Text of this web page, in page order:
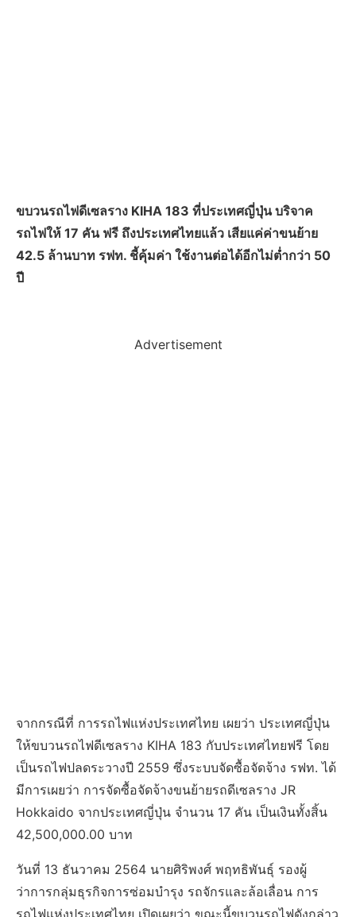
ขบวนรถไฟดีเซลราง KIHA 183 ที่ประเทศญี่ปุ่น บริจาค
รถไฟให้ 17 คัน ฟรี ถึงประเทศไทยแล้ว เสียแค่ค่าขนย้าย
42.5 ล้านบาท รฟท. ชี้คุ้มค่า ใช้งานต่อได้อีกไม่ต่ำกว่า 50
ปี
Advertisement
จากกรณีที่ การรถไฟแห่งประเทศไทย เผยว่า ประเทศญี่ปุ่น
ให้ขบวนรถไฟดีเซลราง KIHA 183 กับประเทศไทยฟรี โดย
เป็นรถไฟปลดระวางปี 2559 ซึ่งระบบจัดซื้อจัดจ้าง รฟท. ได้
มีการเผยว่า การจัดซื้อจัดจ้างขนย้ายรถดีเซลราง JR
Hokkaido จากประเทศญี่ปุ่น จำนวน 17 คัน เป็นเงินทั้งสิ้น
42,500,000.00 บาท
วันที่ 13 ธันวาคม 2564 นายศิริพงศ์ พฤทธิพันธุ์ รองผู้
ว่าการกลุ่มธุรกิจการซ่อมบำรุง รถจักรและล้อเลื่อน การ